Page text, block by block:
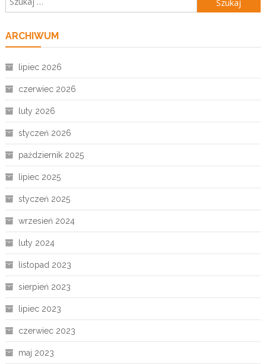
ARCHIWUM
lipiec 2026
czerwiec 2026
luty 2026
styczeń 2026
październik 2025
lipiec 2025
styczeń 2025
wrzesień 2024
luty 2024
listopad 2023
sierpień 2023
lipiec 2023
czerwiec 2023
maj 2023